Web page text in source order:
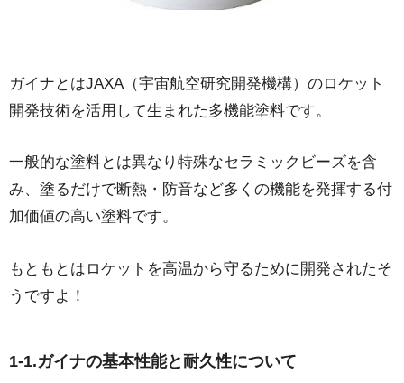
5-1.費用が高い
5-2.色褪せや汚れがつきやすい
5-4.選べる色が少ない
5-5.施工が難しく品質に差が出やすい
6.断熱塗料ガイナと他の塗料を比較してみました
8.まとめ
ガイナとはJAXA（宇宙航空研究開発機構）のロケット
開発技術を活用して生まれた多機能塗料です。
一般的な塗料とは異なり特殊なセラミックビーズを含
み、塗るだけで断熱・防音など多くの機能を発揮する付
加価値の高い塗料です。
もともとはロケットを高温から守るために開発されたそ
うですよ！
1-1.ガイナの基本性能と耐久性について